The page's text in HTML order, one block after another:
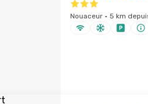
Nouaceur · 5 km